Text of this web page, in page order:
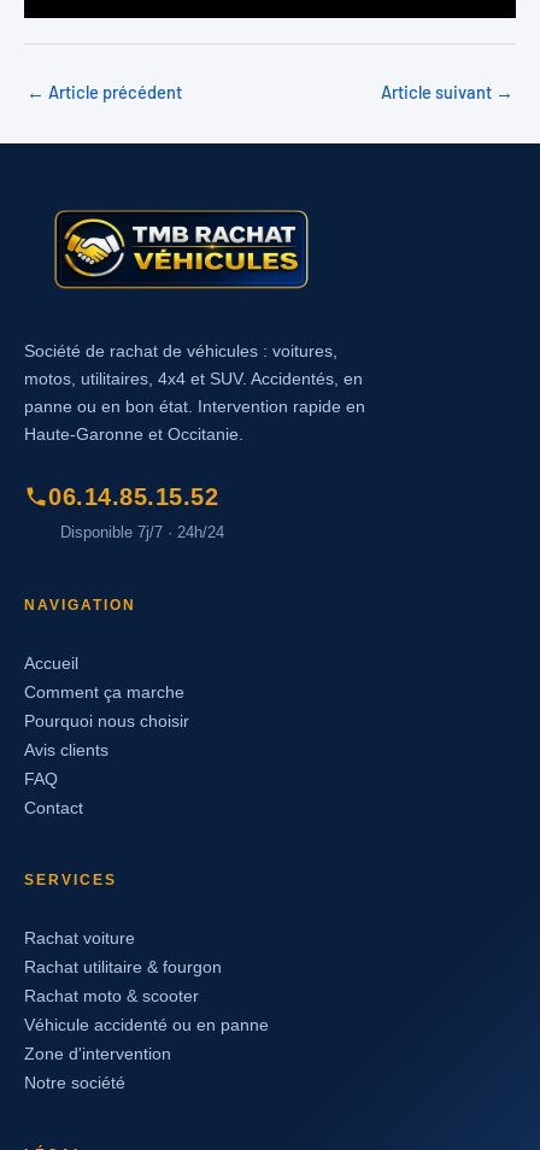
← Article précédent Article suivant →
Société de rachat de véhicules : voitures,
motos, utilitaires, 4x4 et SUV. Accidentés, en
panne ou en bon état. Intervention rapide en
Haute-Garonne et Occitanie.
06.14.85.15.52
Disponible 7j/7 · 24h/24
NAVIGATION
Accueil
Comment ça marche
Pourquoi nous choisir
Avis clients
FAQ
Contact
SERVICES
Rachat voiture
Rachat utilitaire & fourgon
Rachat moto & scooter
Véhicule accidenté ou en panne
Zone d'intervention
Notre société